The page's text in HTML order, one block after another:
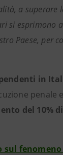
a superare
si esprimono
Paese, per
in
del 10%